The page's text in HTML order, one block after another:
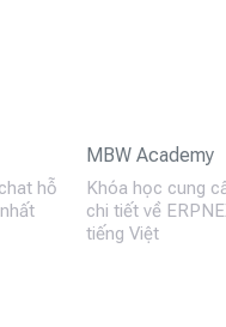
hỗ
MBW Academy
Khóa học cung
chi tiết về
tiếng Việt